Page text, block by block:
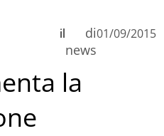
di
news
il 01/09/2015
la